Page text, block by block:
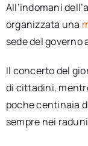
All’indomani
organizzata una
sede del governo
Il concerto del
di cittadini,
poche centinaia
sempre nei